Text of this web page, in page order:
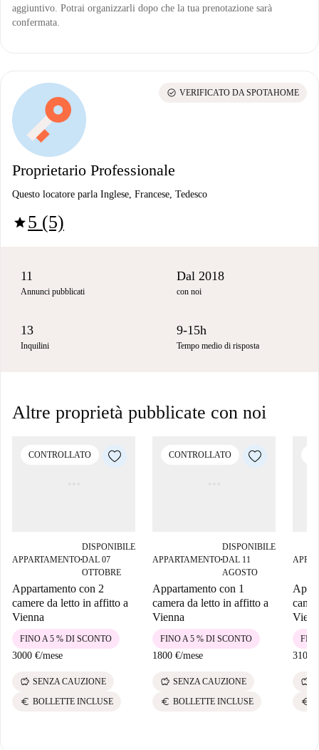
aggiuntivo. Potrai organizzarli dopo che la tua prenotazione sarà
confermata.
Proprietario Professionale
Questo locatore parla Inglese, Francese, Tedesco
star5 (5)
check_circle VERIFICATO DA SPOTAHOME
11
Annunci pubblicati
Dal 2018
con noi
13
Inquilini
9-15h
Tempo medio di risposta
Altre proprietà pubblicate con noi
CONTROLLATO
APPARTAMENTO■
DISPONIBILE
DAL 07
OTTOBRE
Appartamento con 2
camere da letto in affitto a
Vienna
3000 €/mese
FINO A 5 % DI SCONTO
savings SENZA CAUZIONE
euro BOLLETTE INCLUSE
CONTROLLATO
APPARTAMENTO■
DISPONIBILE
DAL 11
AGOSTO
Appartamento con 1
camera da letto in affitto a
Vienna
1800 €/mese
FINO A 5 % DI SCONTO
savings SENZA CAUZIONE
euro BOLLETTE INCLUSE
3100
savings
euro